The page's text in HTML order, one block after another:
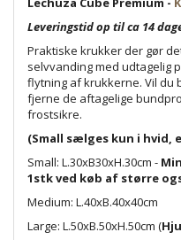
Leveringstid op til ca 14
Praktiske krukker der gør
selvvanding med udtagelig
flytning af krukkerne. Vil du
fjerne de aftagelige
frostsikre.
(Small sælges kun i hvid,
Small: L.30xB30xH.30cm -
1stk ved køb af større
Medium: L.40xB.40x40cm
Large: L.50xB.50xH.50cm (